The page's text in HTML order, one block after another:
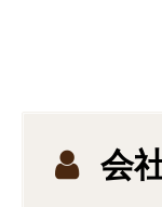
えていま
会